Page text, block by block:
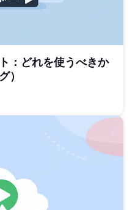
：どれを使うべきか
）